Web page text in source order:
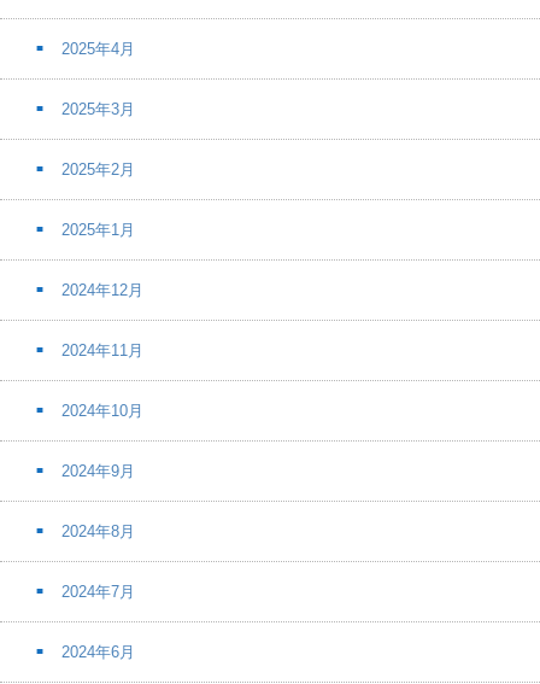
2025年4月
2025年3月
2025年2月
2025年1月
2024年12月
2024年11月
2024年10月
2024年9月
2024年8月
2024年7月
2024年6月